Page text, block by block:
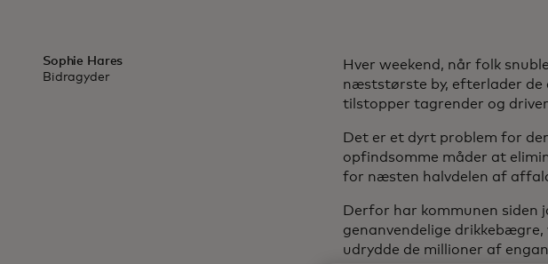
Sophie Hares
Bidragyder
Hver weekend, når folk
næststørste by, efterlader de
tilstopper tagrender og
Det er et dyrt problem for
opfindsomme måder at
for næsten halvdelen af
Derfor har kommunen
genanvendelige drikkebægre,
udrydde de millioner af